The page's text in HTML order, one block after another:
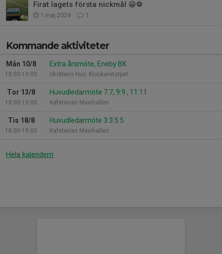
Firat lagets första nickmål 😁⚽️
1 maj 2024 1
Kommande aktiviteter
Mån 10/8
18:00-19:00
Extra årsmöte, Eneby BK
Idrottens Hus, Klockaretorpet
Tor 13/8
18:00-19:00
Huvudledarmöte 7:7, 9:9 , 11:11
Kafeterian Maxihallen
Tis 18/8
18:00-19:00
Huvudledarmöte 3:3 5:5
Kafeterian Maxihallen
Hela kalendern